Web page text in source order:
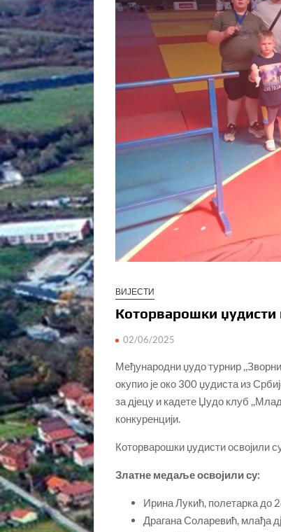
ВИЈЕСТИ
Которварошки џудисти
02/06/2025
Међународни џудо турнир
окупио је око 300 џудиста из
за дјецу и кадете Џудо клуб
конкуренцији.
Которварошки џудисти освојили
Златне медаље освојили су:
Ирина Лукић, полетарка до
Драгана Соларевић, млађа